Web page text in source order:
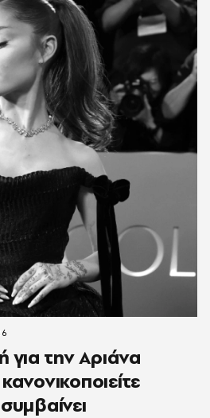
για την Αριάνα